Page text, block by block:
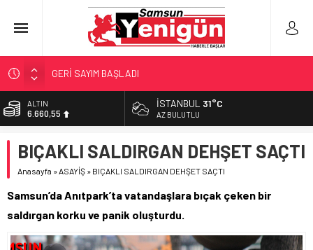
GERİ SAYIM BAŞLADI
SAMSUNSPOR’DA HEDEF 5’İNCİLİK!
‘BAFRA’YA YATIRIM YAPIN!’
YÖNETİCİ SEÇERKEN YAPILAN EN BÜYÜK HATALAR
ALTIN
6.660,55
13.779,39
DOLAR
55,1881
İSTANBUL 31°C
AZ BULUTLU
BIÇAKLI SALDIRGAN DEHŞET SAÇTI
Anasayfa »ASAYİŞ » BIÇAKLI SALDIRGAN DEHŞET SAÇTI
Samsun’da Anıtpark’ta vatandaşlara bıçak çeken bir
saldırgan korku ve panik oluşturdu.